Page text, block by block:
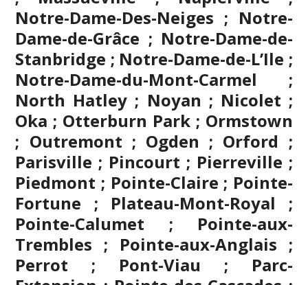
Notre-Dame-Des-Neiges ; Notre-
Dame-de-Grâce ; Notre-Dame-de-
Stanbridge ; Notre-Dame-de-L’Ile ;
Notre-Dame-du-Mont-Carmel ;
North Hatley ; Noyan ; Nicolet ;
Oka ; Otterburn Park ; Ormstown
; Outremont ; Ogden ; Orford ;
Parisville ; Pincourt ; Pierreville ;
Piedmont ; Pointe-Claire ; Pointe-
Fortune ; Plateau-Mont-Royal ;
Pointe-Calumet ; Pointe-aux-
Trembles ; Pointe-aux-Anglais ;
Perrot ; Pont-Viau ; Parc-